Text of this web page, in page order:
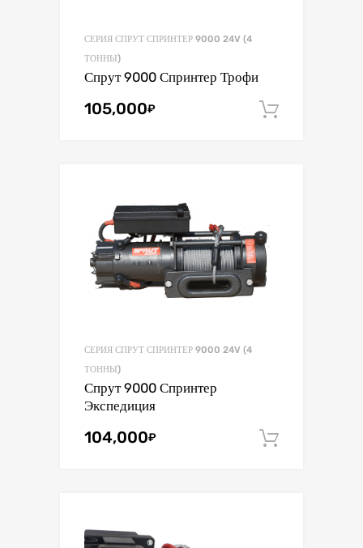
СЕРИЯ СПРУТ СПРИНТЕР 9000 24V (4
ТОННЫ)
Спрут 9000 Спринтер Трофи
105,000₽
СЕРИЯ СПРУТ СПРИНТЕР 9000 24V (4
ТОННЫ)
Спрут 9000 Спринтер
Экспедиция
104,000₽